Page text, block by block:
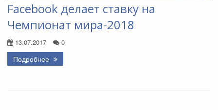
Facebook делает ставку на
Чемпионат мира-2018
13.07.2017 0
Подробнее